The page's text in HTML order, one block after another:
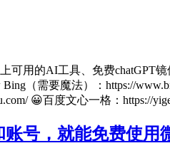
可用的AI工具、免费chatGPT
（需要魔法）：https://
😀百度文心一格：https://
账号，就能免费使用